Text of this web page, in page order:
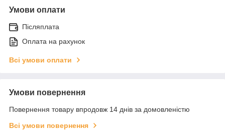
Умови оплати
Післяплата
Оплата на рахунок
Всі умови оплати
Умови повернення
Повернення товару впродовж 14 днів за домовленістю
Всі умови повернення